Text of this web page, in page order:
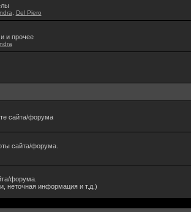
Del Piero
и прочее
сайта/форума
сайта/форума.
форума.
неточная информация и т.д.)